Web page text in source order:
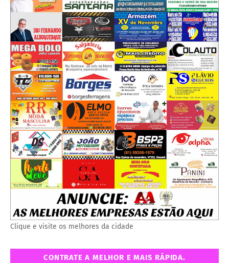
Clique e visite os melhores da cidade
CONTRATE A MELHOR E MAIS RÁPIDA.